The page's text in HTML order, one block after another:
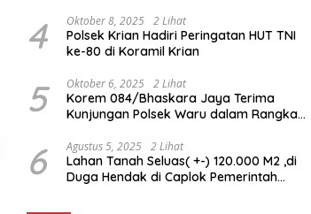
Polri
4 Oktober 8, 2025 2 Lihat
Polsek Krian Hadiri Peringatan HUT TNI
ke-80 di Koramil Krian
5 Oktober 6, 2025 2 Lihat
Korem 084/Bhaskara Jaya Terima
Kunjungan Polsek Waru dalam Rangka
6 Agustus 5, 2025 2 Lihat
Lahan Tanah Seluas( +-) 120.000 M2 ,di
Duga Hendak di Caplok Pemerintah